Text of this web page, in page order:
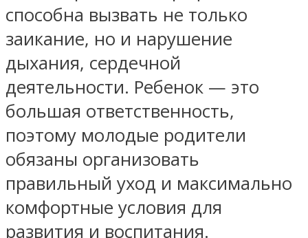
способна вызвать не только
заикание, но и нарушение
дыхания, сердечной
деятельности. Ребенок — это
большая ответственность,
поэтому молодые родители
обязаны организовать
правильный уход и максимально
комфортные условия для
развития и воспитания.